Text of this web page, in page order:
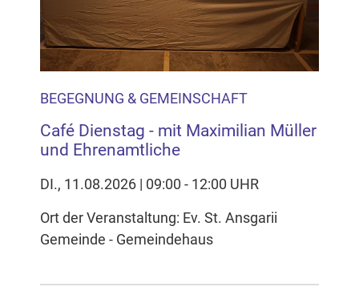
Hier können Sie Ihre Cookie-
Einstellungen anpassen
BEGEGNUNG & GEMEINSCHAFT
Café Dienstag - mit Maximilian Müller
und Ehrenamtliche
DI., 11.08.2026 | 09:00 - 12:00 UHR
Ort der Veranstaltung: Ev. St. Ansgarii
Gemeinde - Gemeindehaus